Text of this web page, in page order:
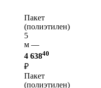
Пакет
(полиэтилен)
5
м —
4 63840
₽
Пакет
(полиэтилен)